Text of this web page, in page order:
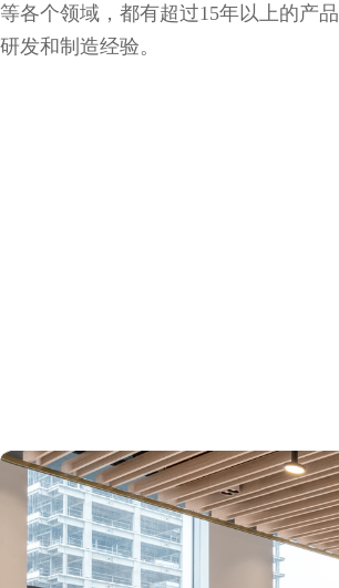
等各个领域，都有超过15年以上的产品
研发和制造经验。